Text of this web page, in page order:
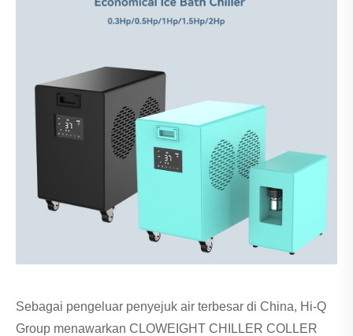
Sebagai pengeluar penyejuk air terbesar di China, Hi-Q
Group menawarkan CLOWEIGHT CHILLER COLLER